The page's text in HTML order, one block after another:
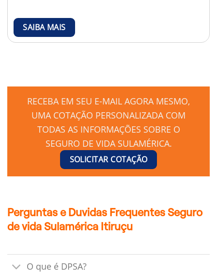
SAIBA MAIS
RECEBA EM SEU E-MAIL AGORA MESMO,
UMA COTAÇÃO PERSONALIZADA COM
TODAS AS INFORMAÇÕES SOBRE O
SEGURO DE VIDA SULAMÉRICA.
SOLICITAR COTAÇÃO
Perguntas e Duvidas Frequentes Seguro
de vida Sulamérica Itiruçu
O que é DPSA?